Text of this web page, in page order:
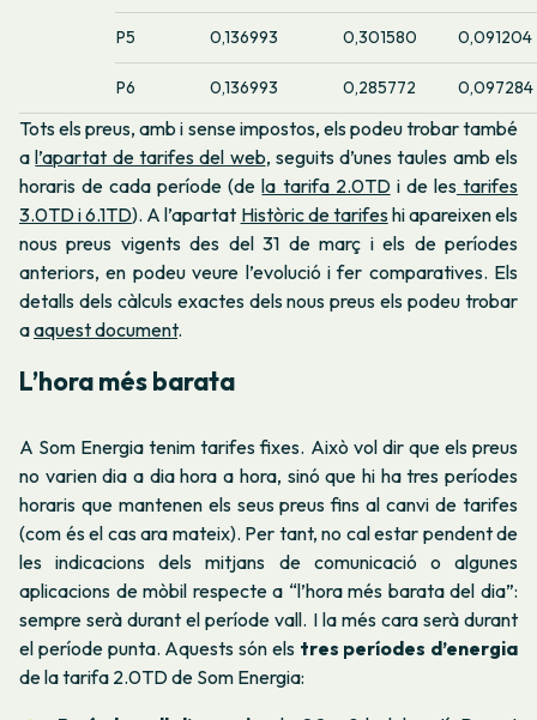
P5 0,136993 0,301580 0,091204
P6 0,136993 0,285772 0,097284
Tots els preus, amb i sense impostos, els podeu trobar també
al’apartat de tarifes del web, seguits d’unes taules amb els
horaris de cada període (dela tarifa 2.0TDi de lestarifes
3.0TD i 6.1TD). A l’apartat Històric de tarifeshi apareixen els
nous preus vigents des del 31 de març i els de períodes
anteriors, en podeu veure l’evolució i fer comparatives. Els
detalls dels càlculs exactes dels nous preus els podeu trobar
aaquest document.
L’hora més barata
A Som Energia tenim tarifes fixes. Això vol dir que els preus
no varien dia a dia hora a hora, sinó que hi ha tres períodes
horaris que mantenen els seus preus fins al canvi de tarifes
(com és el cas ara mateix). Per tant, no cal estar pendent de
les indicacions dels mitjans de comunicació o algunes
aplicacions de mòbil respecte a “l’hora més barata del dia”:
sempre serà durant el període vall. I la més cara serà durant
el període punta. Aquests són els tres períodes d’energia
de la tarifa 2.0TD de Som Energia: